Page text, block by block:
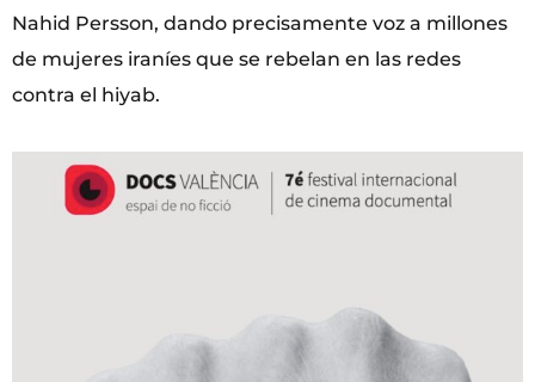
Nahid Persson, dando precisamente voz a millones
de mujeres iraníes que se rebelan en las redes
contra el hiyab.